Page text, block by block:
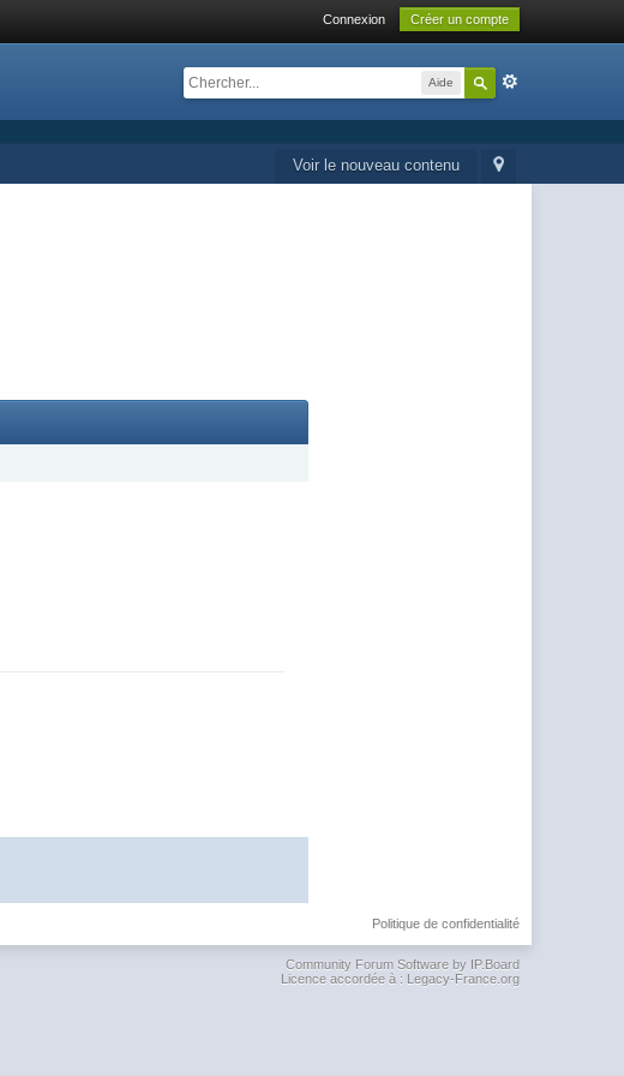
Connexion Créer un compte
Aide
Voir le nouveau contenu
Politique de confidentialité
Community Forum Software by IP.Board
Licence accordée à : Legacy-France.org